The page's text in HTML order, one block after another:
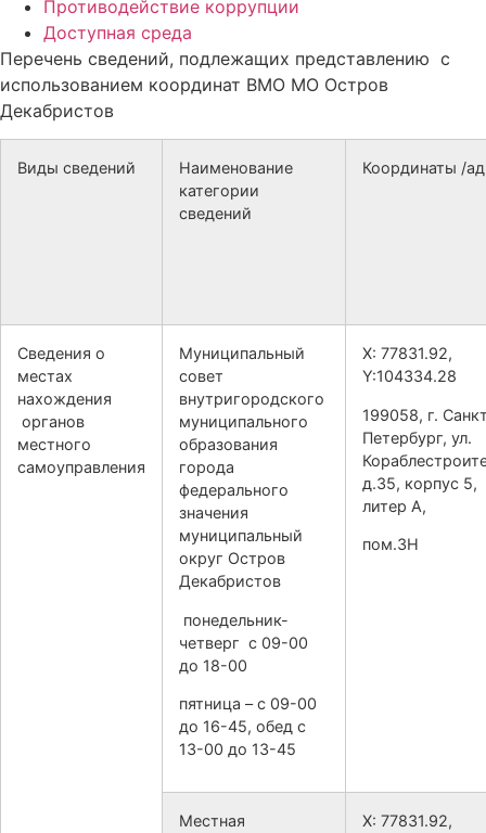
Противодействие коррупции
Доступная среда
Перечень сведений, подлежащих представлению с
использованием координат ВМО МО Остров
Декабристов
Виды сведений
Наименование
категории
сведений
Координаты /
Сведения о
местах
нахождения
органов
местного
самоуправления
Муниципальный
совет
внутригородского
муниципального
образования
города
федерального
значения
муниципальный
округ Остров
Декабристов
понедельник-
четверг с 09-00
до 18-00
пятница – с 09-00
до 16-45, обед с
13-00 до 13-45
X: 77831.92,
Y:104334.28
199058, г.
Петербург, ул.
д.35, корпус 5,
литер А,
пом.3Н
Местная
X: 77831.92,